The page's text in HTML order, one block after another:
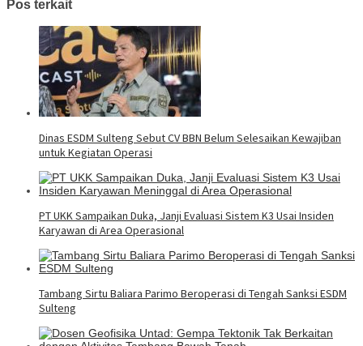
Pos terkait
Dinas ESDM Sulteng Sebut CV BBN Belum Selesaikan Kewajiban
untuk Kegiatan Operasi
PT UKK Sampaikan Duka, Janji Evaluasi Sistem K3 Usai Insiden
Karyawan di Area Operasional
Tambang Sirtu Baliara Parimo Beroperasi di Tengah Sanksi ESDM
Sulteng